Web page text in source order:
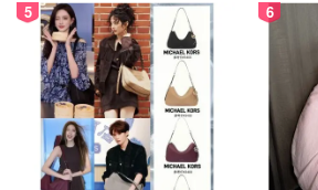
5 6